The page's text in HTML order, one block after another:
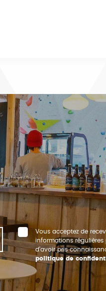
Vous acceptez de
informations régulières
d’avoir pris
politique de